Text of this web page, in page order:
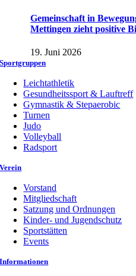
Gemeinschaft in
Mettingen zieht positive
19. Juni 2026
Sportgruppen
Leichtathletik
Gesundheitssport & Lauftreff
Gymnastik & Stepaerobic
Turnen
Judo
Volleyball
Radsport
Verein
Vorstand
Mitgliedschaft
Satzung und Ordnungen
Kinder- und Jugendschutz
Sportstätten
Events
Informationen